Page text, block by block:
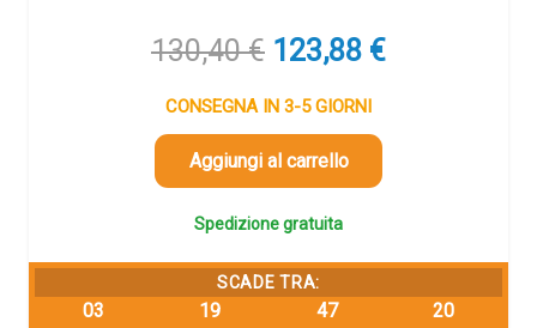
130,40€ Il
prezzo
originale
era:
130,40 €.
123,88 €Il
CONSEGNA IN 3-5 GIORNI
Aggiungi al carrello
Spedizione gratuita
SCADE TRA:
03 19 47 20